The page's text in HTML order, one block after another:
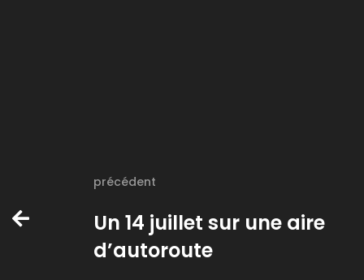
précédent
Un 14 juillet sur une aire
d’autoroute